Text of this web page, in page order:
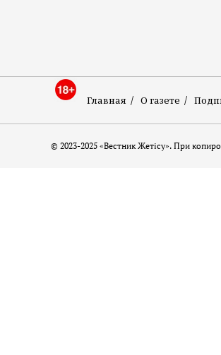
Главная О газете
© 2023-2025 «Вестник Жетісу». При